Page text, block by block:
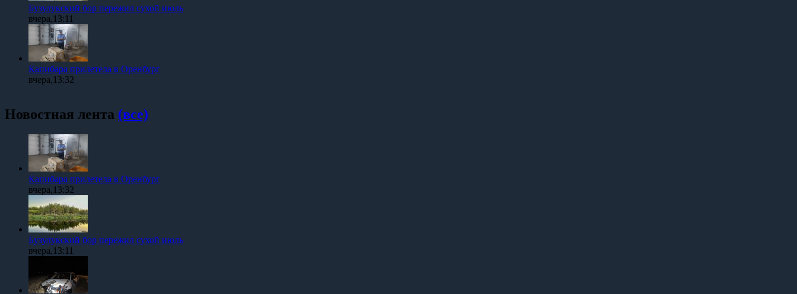
Бузулукский бор пережил сухой июль
вчера,13:11
Капибара прилетела в Оренбург
вчера,13:32
Новостная лента (все)
Капибара прилетела в Оренбург
вчера,13:32
Бузулукский бор пережил сухой июль
вчера,13:11